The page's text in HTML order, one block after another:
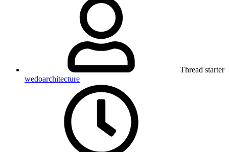
Thread starter
wedoarchitecture